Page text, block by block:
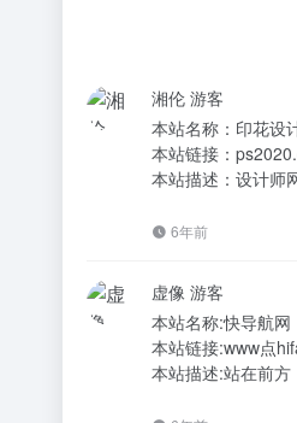
湘伦 游客
本站名称：印花设
本站链接：
本站描述：设计师
6年前
虚像 游客
本站名称:快导航网
本站链接:www点
本站描述:站在前方